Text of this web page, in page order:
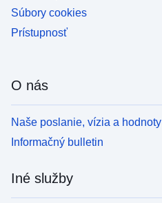
Súbory cookies
Prístupnosť
O nás
Naše poslanie, vízia a hodnoty
Informačný bulletin
Iné služby